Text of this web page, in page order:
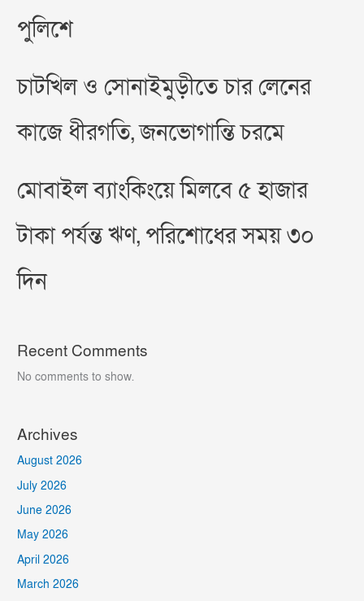
পুলিশে
চাটখিল ও সোনাইমুড়ীতে চার লেনের
কাজে ধীরগতি, জনভোগান্তি চরমে
মোবাইল ব্যাংকিংয়ে মিলবে ৫ হাজার
টাকা পর্যন্ত ঋণ, পরিশোধের সময় ৩০
দিন
Recent Comments
No comments to show.
Archives
August 2026
July 2026
June 2026
May 2026
April 2026
March 2026